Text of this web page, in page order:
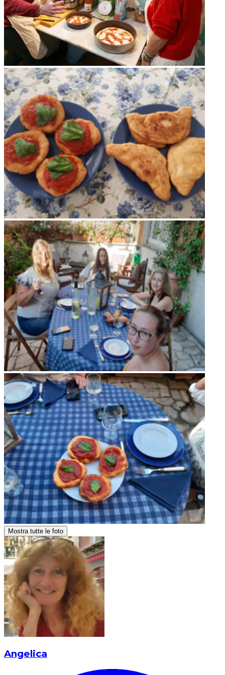
Mostra tutte le foto
Angelica